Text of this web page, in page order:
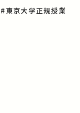
#東京大学正規授業